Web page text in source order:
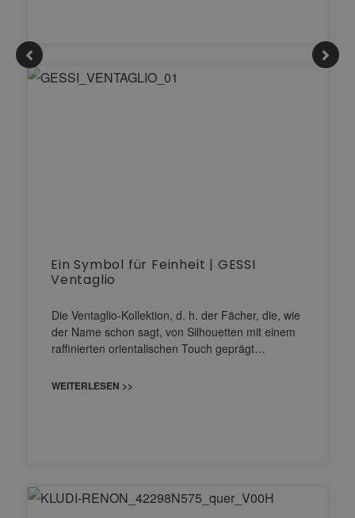
Ein Symbol für Feinheit | GESSI
Ventaglio
Die Ventaglio-Kollektion, d. h. der Fächer, die, wie
der Name schon sagt, von Silhouetten mit einem
raffinierten orientalischen Touch geprägt…
WEITERLESEN >>